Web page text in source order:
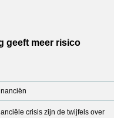
geeft meer risico
crisis zijn de twijfels over